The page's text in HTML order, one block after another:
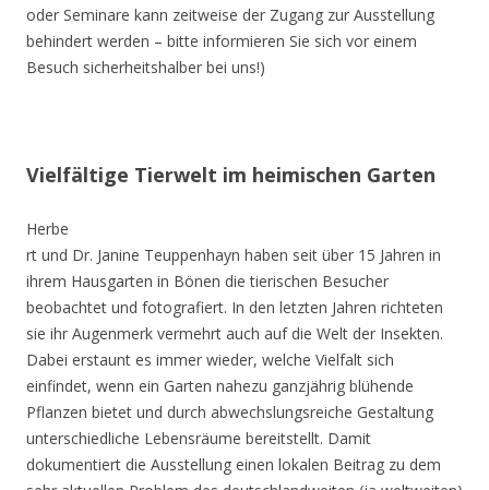
oder Seminare kann zeitweise der Zugang zur Ausstellung
behindert werden – bitte informieren Sie sich vor einem
Besuch sicherheitshalber bei uns!)
Vielfältige Tierwelt im heimischen Garten
Herbe
rt und Dr. Janine Teuppenhayn haben seit über 15 Jahren in
ihrem Hausgarten in Bönen die tierischen Besucher
beobachtet und fotografiert. In den letzten Jahren richteten
sie ihr Augenmerk vermehrt auch auf die Welt der Insekten.
Dabei erstaunt es immer wieder, welche Vielfalt sich
einfindet, wenn ein Garten nahezu ganzjährig blühende
Pflanzen bietet und durch abwechslungsreiche Gestaltung
unterschiedliche Lebensräume bereitstellt. Damit
dokumentiert die Ausstellung einen lokalen Beitrag zu dem